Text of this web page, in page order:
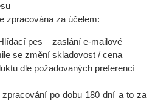
zpracována za účelem:
pes – zaslání e-mailové
se změní skladovost / cena
dle požadovaných preferencí
po dobu180 dní a to za